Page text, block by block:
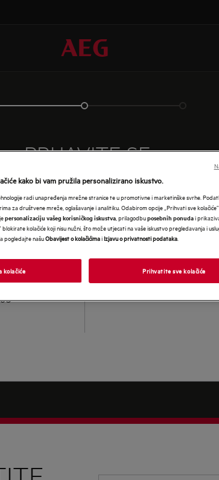
PRIJAVITE SE
kako bi vam pružila personalizirano iskustvo.
radi unapređenja mrežne stranice te u promotivne i marketinške svrhe.
za društvene mreže, oglašavanje i analitiku. Odabirom opcije „Prihvati sve
personalizaciju vašeg korisničkog iskustva , prilagodbuposebnih ponudai
kolačiće koji nisu nužni, što može utjecati na vaše iskustvo pregledavanja i
pogledajte našuObavijest o kolačićimaiIzjavu o privatnosti podataka
kolačiće Prihvatite sve kolačiće